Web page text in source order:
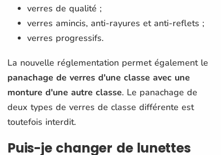
verres de qualité ;
verres amincis, anti-rayures et anti-reflets ;
verres progressifs.
La nouvelle réglementation permet également le
panachage de verres d'une classe avec une
monture d'une autre classe. Le panachage de
deux types de verres de classe différente est
toutefois interdit.
Puis-je changer de lunettes